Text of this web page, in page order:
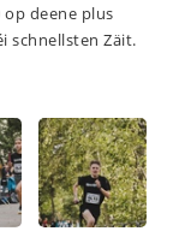
op deene plus
schnellsten Zäit.